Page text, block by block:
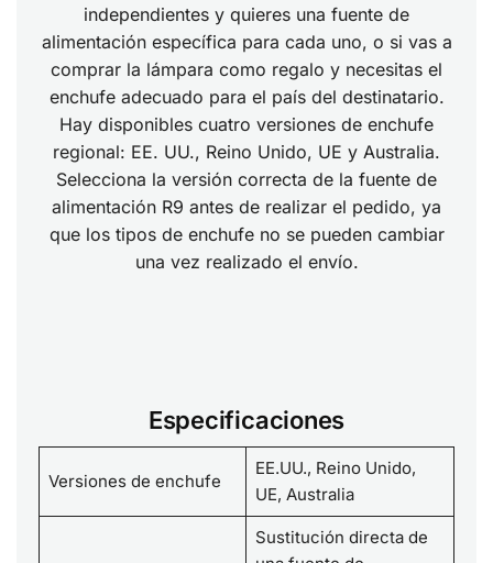
independientes y quieres una fuente de
alimentación específica para cada uno, o si vas a
comprar la lámpara como regalo y necesitas el
enchufe adecuado para el país del destinatario.
Hay disponibles cuatro versiones de enchufe
regional: EE. UU., Reino Unido, UE y Australia.
Selecciona la versión correcta de la fuente de
alimentación R9 antes de realizar el pedido, ya
que los tipos de enchufe no se pueden cambiar
una vez realizado el envío.
Especificaciones
Versiones de enchufe
EE.UU., Reino Unido,
UE, Australia
Sustitución directa de